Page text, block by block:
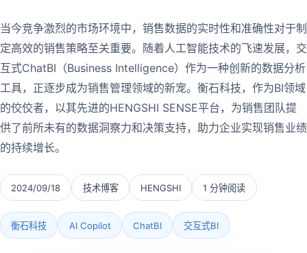
当今竞争激烈的市场环境中，销售数据的实时性和准确性对于制
定高效的销售策略至关重要。随着人工智能技术的飞速发展，交
互式ChatBI（Business Intelligence）作为一种创新的数据分析
工具，正逐步成为销售管理领域的新宠。衡石科技，作为BI领域
的佼佼者，以其先进的HENGSHI SENSE平台，为销售团队提
供了前所未有的数据洞察力和决策支持，助力企业实现销售业绩
的持续增长。
2024/09/18 技术博客 HENGSHI 1 分钟阅读
衡石科技 AI Copilot ChatBI 交互式BI